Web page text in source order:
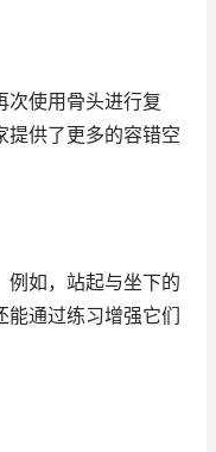
次使用骨头进行复
提供了更多的容错空
例如，站起与坐下的
能通过练习增强它们